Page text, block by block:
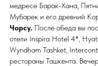
медресе Барак-Хана,
Мубарек и его древний
Чорсу. После обеда вы
отели Inspira Hotel 4*,
Wyndham Tashket,
рестораны Ташкента.